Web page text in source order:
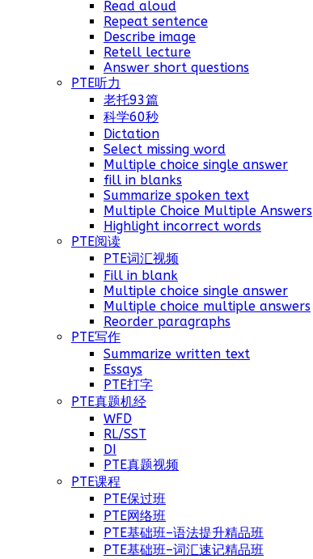
Read aloud
Repeat sentence
Describe image
Retell lecture
Answer short questions
PTE听力
老托93篇
科学60秒
Dictation
Select missing word
Multiple choice single answer
fill in blanks
Summarize spoken text
Multiple Choice Multiple Answers
Highlight incorrect words
PTE阅读
PTE词汇视频
Fill in blank
Multiple choice single answer
Multiple choice multiple answers
Reorder paragraphs
PTE写作
Summarize written text
Essays
PTE打字
PTE真题机经
WFD
RL/SST
DI
PTE真题视频
PTE课程
PTE保过班
PTE网络班
PTE基础班–语法提升精品班
PTE基础班–词汇速记精品班